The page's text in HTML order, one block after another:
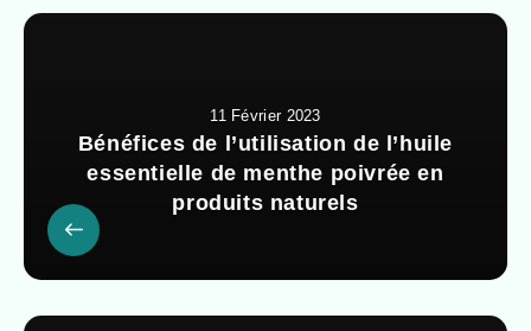
11 Février 2023
Bénéfices de l’utilisation de l’huile
essentielle de menthe poivrée en
produits naturels